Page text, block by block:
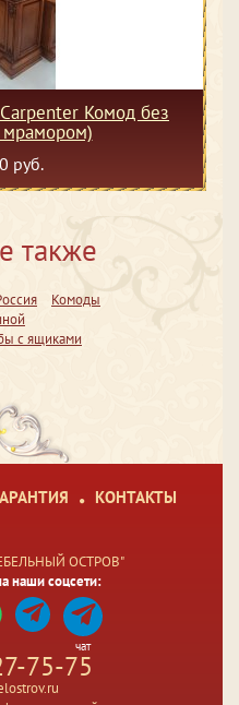
Комод без
мрамором)
руб.
также
Комоды
с ящиками
КОНТАКТЫ
ОСТРОВ"
наши соцсети:
чат
75-75